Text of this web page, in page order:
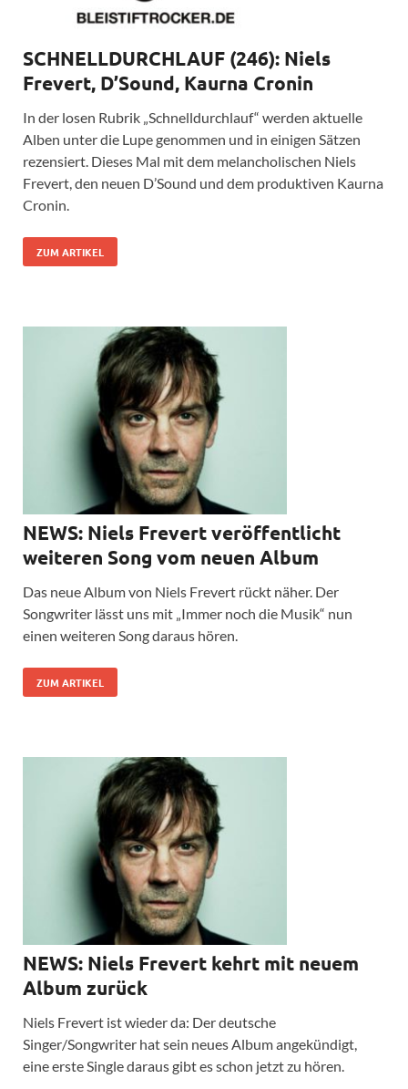
SCHNELLDURCHLAUF (246): Niels
Frevert, D’Sound, Kaurna Cronin
In der losen Rubrik „Schnelldurchlauf“ werden aktuelle
Alben unter die Lupe genommen und in einigen Sätzen
rezensiert. Dieses Mal mit dem melancholischen Niels
Frevert, den neuen D’Sound und dem produktiven Kaurna
Cronin.
ZUM ARTIKEL
NEWS: Niels Frevert veröffentlicht
weiteren Song vom neuen Album
Das neue Album von Niels Frevert rückt näher. Der
Songwriter lässt uns mit „Immer noch die Musik“ nun
einen weiteren Song daraus hören.
ZUM ARTIKEL
NEWS: Niels Frevert kehrt mit neuem
Album zurück
Niels Frevert ist wieder da: Der deutsche
Singer/Songwriter hat sein neues Album angekündigt,
eine erste Single daraus gibt es schon jetzt zu hören.